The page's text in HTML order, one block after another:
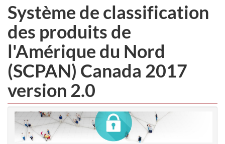
Système de classification
des produits de
l'Amérique du Nord
(SCPAN) Canada 2017
version 2.0